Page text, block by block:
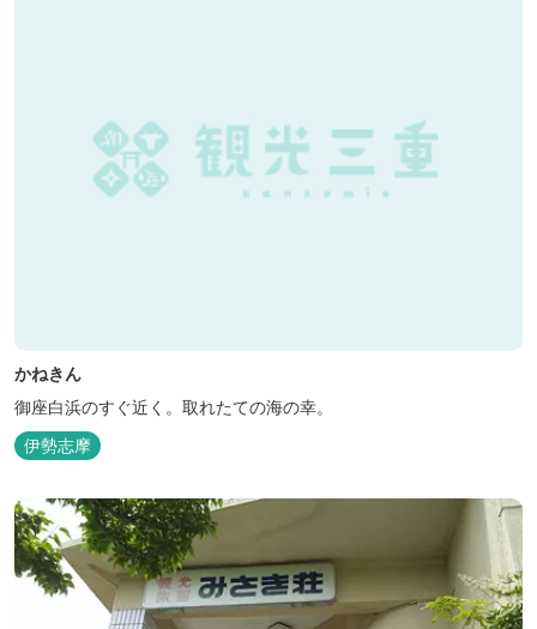
かねきん
御座白浜のすぐ近く。取れたての海の幸。
伊勢志摩